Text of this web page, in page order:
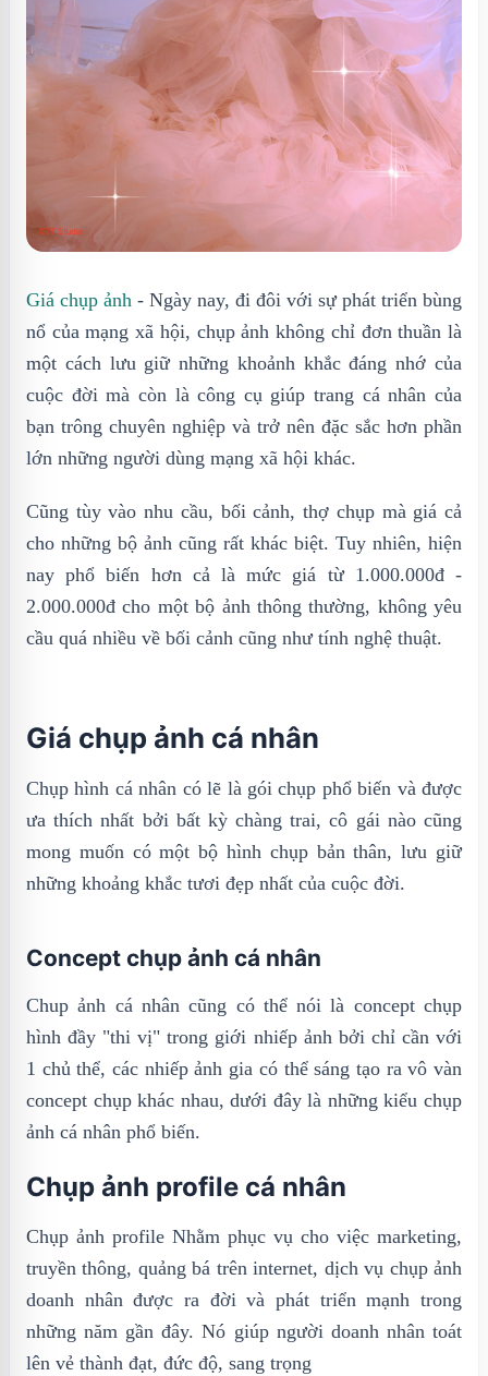
Giá chụp ảnh - Ngày nay, đi đôi với sự phát triển bùng
nổ của mạng xã hội, chụp ảnh không chỉ đơn thuần là
một cách lưu giữ những khoảnh khắc đáng nhớ của
cuộc đời mà còn là công cụ giúp trang cá nhân của
bạn trông chuyên nghiệp và trở nên đặc sắc hơn phần
lớn những người dùng mạng xã hội khác.
Cũng tùy vào nhu cầu, bối cảnh, thợ chụp mà giá cả
cho những bộ ảnh cũng rất khác biệt. Tuy nhiên, hiện
nay phổ biến hơn cả là mức giá từ 1.000.000đ -
2.000.000đ cho một bộ ảnh thông thường, không yêu
cầu quá nhiều về bối cảnh cũng như tính nghệ thuật.
Giá chụp ảnh cá nhân
Chụp hình cá nhân có lẽ là gói chụp phổ biến và được
ưa thích nhất bởi bất kỳ chàng trai, cô gái nào cũng
mong muốn có một bộ hình chụp bản thân, lưu giữ
những khoảng khắc tươi đẹp nhất của cuộc đời.
Concept chụp ảnh cá nhân
Chup ảnh cá nhân cũng có thể nói là concept chụp
hình đầy "thi vị" trong giới nhiếp ảnh bởi chỉ cần với
1 chủ thể, các nhiếp ảnh gia có thể sáng tạo ra vô vàn
concept chụp khác nhau, dưới đây là những kiểu chụp
ảnh cá nhân phổ biến.
Chụp ảnh profile cá nhân
Chụp ảnh profile Nhằm phục vụ cho việc marketing,
truyền thông, quảng bá trên internet, dịch vụ chụp ảnh
doanh nhân được ra đời và phát triển mạnh trong
những năm gần đây. Nó giúp người doanh nhân toát
lên vẻ thành đạt, đức độ, sang trọng